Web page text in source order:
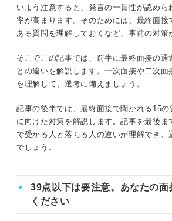
退職理由と志望理由に関
える
ピールする
面接の後はお礼メールを
志望度の低さが伝わる言
いよう注意すると、発言の一貫性が認めら
率が高まります。そのためには、最終面接
ある質問を理解しておくなど、事前の対策
そこでこの記事では、前半に最終面接の通
との違いを解説します。一次面接や二次面
を理解して、選考に備えましょう。
記事の後半では、最終面接で聞かれる15
に向けた対策を解説します。記事を最後ま
で受かる人と落ちる人の違いが理解でき、
でしょう。
39点以下は要注意。あなたの面
ください
面接官：社長や役員などが担当すること
面接時間：およそ30分から45分
評価ポイント：会社の利益につながるか
ーン
通常面接タイプ
Web面接タイプ
事前にチェックしておくと安心！ 転